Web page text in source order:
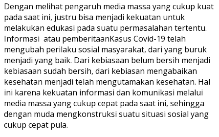
Dengan melihat pengaruh media massa yang cukup kuat
pada saat ini, justru bisa menjadi kekuatan untuk
melakukan edukasi pada suatu permasalahan tertentu.
Informasi atau pemberitaanKasus Covid-19 telah
mengubah perilaku sosial masyarakat, dari yang buruk
menjadi yang baik. Dari kebiasaan belum bersih menjadi
kebiasaan sudah bersih, dari kebiasan mengabaikan
kesehatan menjadi telah mengutamakan kesehatan. Hal
ini karena kekuatan informasi dan komunikasi melalui
media massa yang cukup cepat pada saat ini, sehingga
dengan muda mengkonstruksi suatu situasi sosial yang
cukup cepat pula.